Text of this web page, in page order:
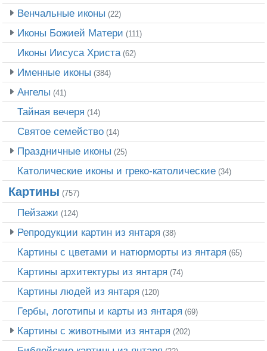
Венчальные иконы (22)
Иконы Божией Матери (111)
Иконы Иисуса Христа (62)
Именные иконы (384)
Ангелы (41)
Тайная вечеря (14)
Святое семейство (14)
Праздничные иконы (25)
Католические иконы и греко-католические (34)
Картины (757)
Пейзажи (124)
Репродукции картин из янтаря (38)
Картины с цветами и натюрморты из янтаря (65)
Картины архитектуры из янтаря (74)
Картины людей из янтаря (120)
Гербы, логотипы и карты из янтаря (69)
Картины с животными из янтаря (202)